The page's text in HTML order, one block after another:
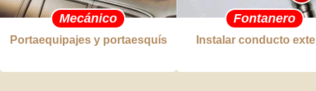
Mecánico
Portaequipajes y portaesquís
Fontanero
Instalar conducto